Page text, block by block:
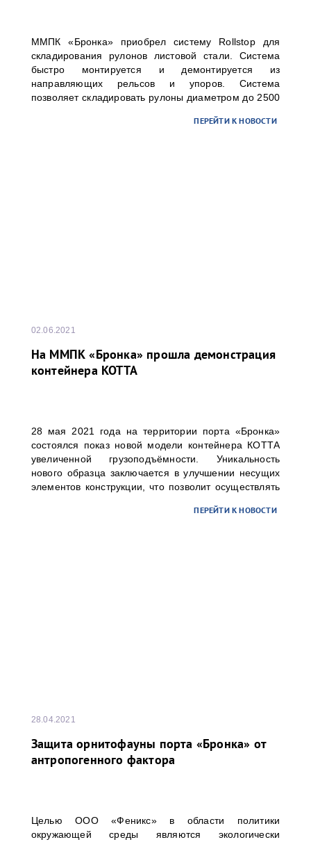
ММПК «Бронка» приобрел систему Rollstop для
складирования рулонов листовой стали. Система
быстро монтируется и демонтируется из
направляющих рельсов и упоров. Система
позволяет складировать рулоны диаметром до 2500
образом хранение существенно повысит уровень
ПЕРЕЙТИ К НОВОСТИ
02.06.2021
На ММПК «Бронка» прошла демонстрация
контейнера KOTTA
28 мая 2021 года на территории порта «Бронка»
состоялся показ новой модели контейнера КОТТА
увеличенной грузоподъёмности. Уникальность
нового образца заключается в улучшении несущих
элементов конструкции, что позволит осуществлять
ПЕРЕЙТИ К НОВОСТИ
28.04.2021
Защита орнитофауны порта «Бронка» от
антропогенного фактора
Целью ООО «Феникс» в области политики
окружающей среды являются экологически